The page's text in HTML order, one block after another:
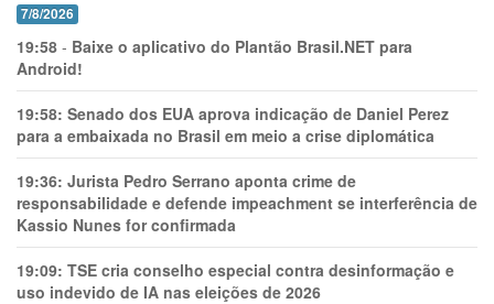
7/8/2026
19:58 - Baixe o aplicativo do Plantão Brasil.NET para
Android!
19:58: Senado dos EUA aprova indicação de Daniel Perez
para a embaixada no Brasil em meio a crise diplomática
19:36: Jurista Pedro Serrano aponta crime de
responsabilidade e defende impeachment se interferência de
Kassio Nunes for confirmada
19:09: TSE cria conselho especial contra desinformação e
uso indevido de IA nas eleições de 2026